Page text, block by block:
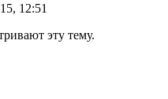
12:51
эту тему.